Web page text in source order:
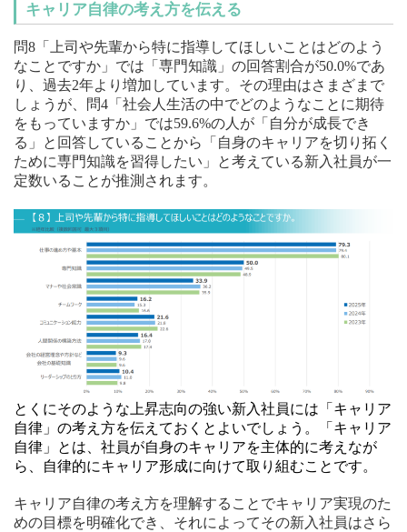
キャリア自律の考え方を伝える
問8「上司や先輩から特に指導してほしいことはどのよう
なことですか」では「専門知識」の回答割合が50.0%であ
り、過去2年より増加しています。その理由はさまざまで
しょうが、問4「社会人生活の中でどのようなことに期待
をもっていますか」では59.6%の人が「自分が成長でき
る」と回答していることから「自身のキャリアを切り拓く
ために専門知識を習得したい」と考えている新入社員が一
定数いることが推測されます。
とくにそのような上昇志向の強い新入社員には「キャリア
自律」の考え方を伝えておくとよいでしょう。「キャリア
自律」とは、社員が自身のキャリアを主体的に考えなが
ら、自律的にキャリア形成に向けて取り組むことです。
キャリア自律の考え方を理解することでキャリア実現のた
めの目標を明確化でき、それによってその新入社員はさら